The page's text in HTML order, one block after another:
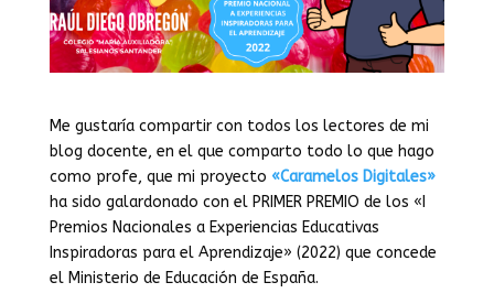
Me gustaría compartir con todos los lectores de mi
blog docente, en el que comparto todo lo que hago
como profe, que mi proyecto «Caramelos Digitales»
ha sido galardonado con el PRIMER PREMIO de los «I
Premios Nacionales a Experiencias Educativas
Inspiradoras para el Aprendizaje» (2022) que concede
el Ministerio de Educación de España.